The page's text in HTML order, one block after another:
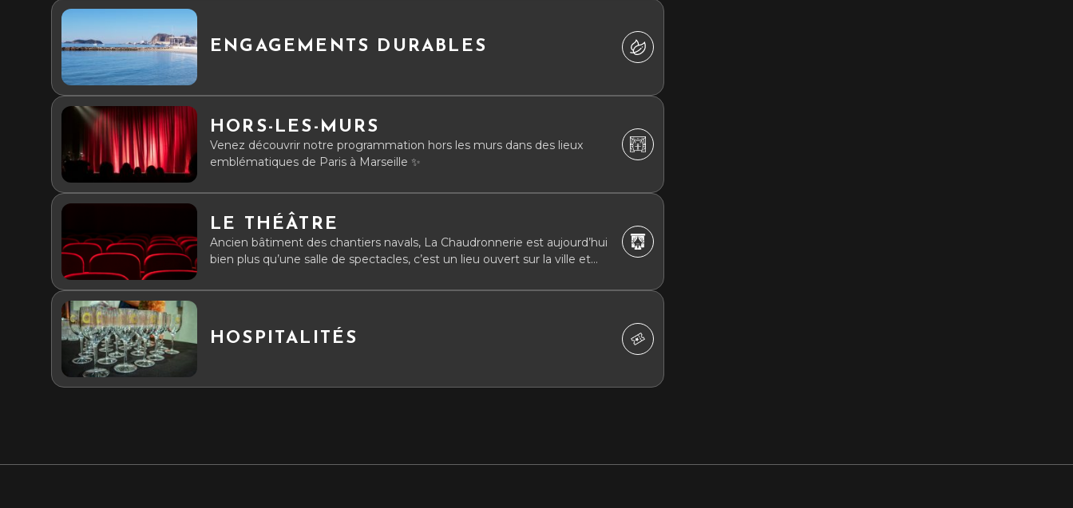
ENGAGEMENTS DURABLES
HORS-LES-MURS
Venez découvrir notre programmation hors les murs dans des lieux
emblématiques de Paris à Marseille ✨
LE THÉÂTRE
Ancien bâtiment des chantiers navals, La Chaudronnerie est aujourd’hui
bien plus qu’une salle de spectacles, c’est un lieu ouvert sur la ville et
semaine ou le week-end, pour découvrir, partager, vous émerveiller, rire
service des archives municipales de la Ville de La Ciotat.
HOSPITALITÉS